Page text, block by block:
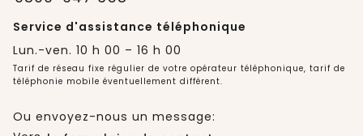
Service d'assistance téléphonique
Lun.-ven. 10 h 00 – 16 h 00
Tarif de réseau fixe régulier de votre opérateur téléphonique, tarif de
téléphonie mobile éventuellement différent.
Ou envoyez-nous un message: